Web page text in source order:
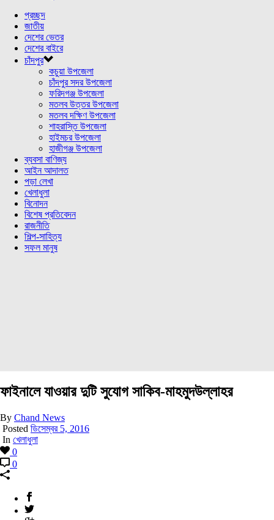
প্রচ্ছদ
জাতীয়
দেশের ভেতর
দেশের বাইরে
চাঁদপুর
কচুয়া উপজেলা
চাঁদপুর সদর উপজেলা
ফরিদগঞ্জ উপজেলা
মতলব উত্তর উপজেলা
মতলব দক্ষিণ উপজেলা
শাহরাস্তি উপজেলা
হাইমচর উপজেলা
হাজীগঞ্জ উপজেলা
ব্যবসা বাণিজ্য
আইন আদালত
পড়া লেখা
খেলাধুলা
বিনোদন
বিশেষ প্রতিবেদন
রাজনীতি
শিল্প-সাহিত্য
সফল মানুষ
ফাইনালে যাওয়ার দুটি সুযোগ সাকিব-মাহমুদউল্লাহর
By Chand News
Posted ডিসেম্বর 5, 2016
In খেলাধুলা
0
0